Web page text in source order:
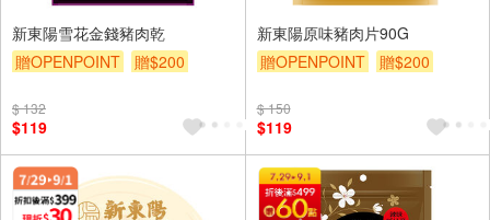
新東陽雪花金錢豬肉乾
贈OPENPOINT
贈$200
$ 132
$119
新東陽原味豬肉片90G
贈OPENPOINT
贈$200
$ 150
$119